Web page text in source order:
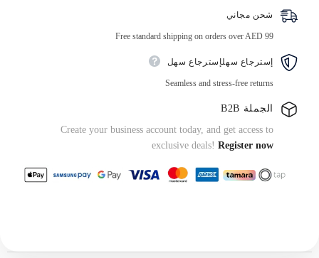
شحن مجاني
Free standard shipping on orders over AED 99
إسترجاع سهلإسترجاع سهل
Seamless and stress-free returns
الجملة B2B
Create your business account today, and get access to
exclusive deals! Register now